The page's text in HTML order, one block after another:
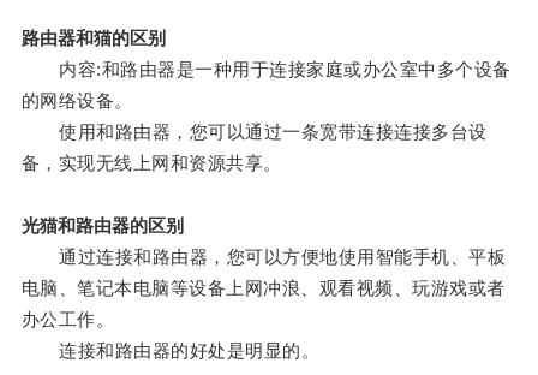
路由器和猫的区别
内容:和路由器是一种用于连接家庭或办公室中多个设备
的网络设备。
使用和路由器，您可以通过一条宽带连接连接多台设
备，实现无线上网和资源共享。
光猫和路由器的区别
通过连接和路由器，您可以方便地使用智能手机、平板
电脑、笔记本电脑等设备上网冲浪、观看视频、玩游戏或者
办公工作。
连接和路由器的好处是明显的。